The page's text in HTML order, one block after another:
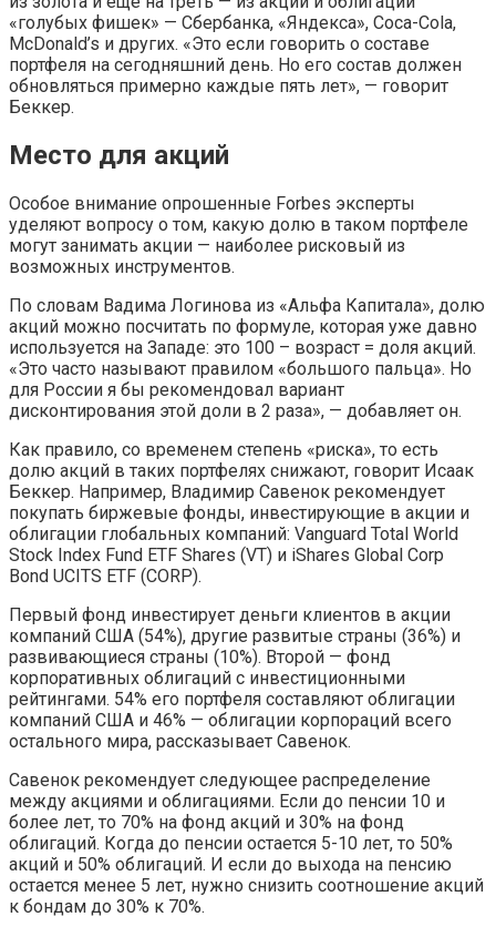
«голубых фишек» — Сбербанка, «Яндекса», Coca-Cola,
McDonald’s и других. «Это если говорить о составе
портфеля на сегодняшний день. Но его состав должен
обновляться примерно каждые пять лет», — говорит
Беккер.
Место для акций
Особое внимание опрошенные Forbes эксперты
уделяют вопросу о том, какую долю в таком портфеле
могут занимать акции — наиболее рисковый из
возможных инструментов.
По словам Вадима Логинова из «Альфа Капитала», долю
акций можно посчитать по формуле, которая уже давно
используется на Западе: это 100 – возраст = доля акций.
«Это часто называют правилом «большого пальца». Но
для России я бы рекомендовал вариант
дисконтирования этой доли в 2 раза», — добавляет он.
Как правило, со временем степень «риска», то есть
долю акций в таких портфелях снижают, говорит Исаак
Беккер. Например, Владимир Савенок рекомендует
покупать биржевые фонды, инвестирующие в акции и
облигации глобальных компаний: Vanguard Total World
Stock Index Fund ETF Shares (VT) и iShares Global Corp
Bond UCITS ETF (CORP).
Первый фонд инвестирует деньги клиентов в акции
компаний США (54%), другие развитые страны (36%) и
развивающиеся страны (10%). Второй — фонд
корпоративных облигаций с инвестиционными
рейтингами. 54% его портфеля составляют облигации
компаний США и 46% — облигации корпораций всего
остального мира, рассказывает Савенок.
Савенок рекомендует следующее распределение
между акциями и облигациями. Если до пенсии 10 и
более лет, то 70% на фонд акций и 30% на фонд
облигаций. Когда до пенсии остается 5-10 лет, то 50%
акций и 50% облигаций. И если до выхода на пенсию
остается менее 5 лет, нужно снизить соотношение акций
к бондам до 30% к 70%.